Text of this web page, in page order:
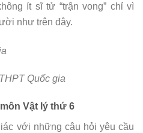
ít sĩ tử “trận vong” chỉ vì
như trên đây.
Quốc gia
Vật lý thứ 6
với những câu hỏi yêu cầu